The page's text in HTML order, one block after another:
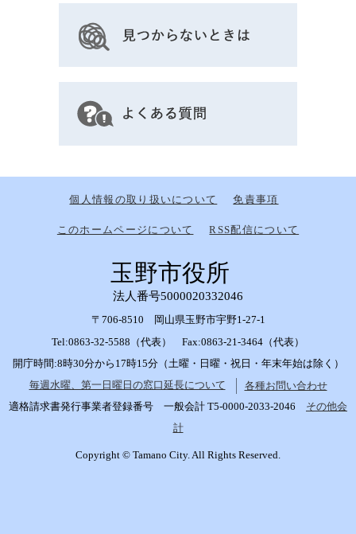
個人情報の取り扱いについて 免責事項
このホームページについて RSS配信について
玉野市役所
法人番号5000020332046
〒706-8510 岡山県玉野市宇野1-27-1
Tel:0863-32-5588（代表） Fax:0863-21-3464（代表）
開庁時間:8時30分から17時15分（土曜・日曜・祝日・年末年始は除く）
毎週水曜、第一日曜日の窓口延長について
各種お問い合わせ
適格請求書発行事業者登録番号 一般会計 T5-0000-2033-2046 その他会
計
Copyright © Tamano City. All Rights Reserved.